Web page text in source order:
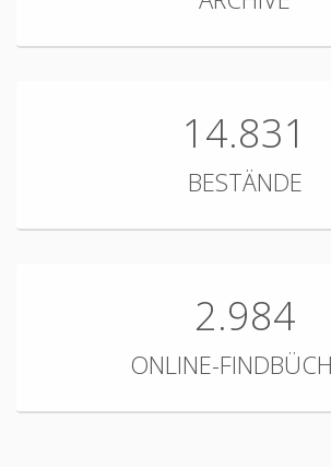
14.831
BESTÄNDE
2.984
ONLINE-